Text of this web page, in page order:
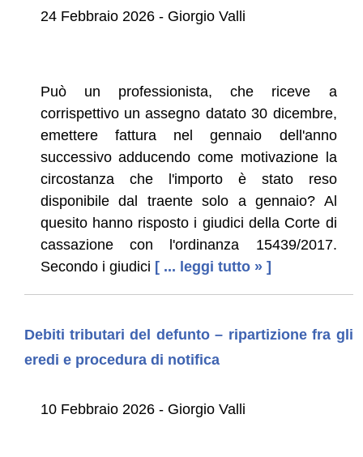
24 Febbraio 2026 - Giorgio Valli
Può un professionista, che riceve a
corrispettivo un assegno datato 30 dicembre,
emettere fattura nel gennaio dell'anno
successivo adducendo come motivazione la
circostanza che l'importo è stato reso
disponibile dal traente solo a gennaio? Al
quesito hanno risposto i giudici della Corte di
cassazione con l'ordinanza 15439/2017.
Secondo i giudici [ ... leggi tutto » ]
Debiti tributari del defunto – ripartizione fra gli
eredi e procedura di notifica
10 Febbraio 2026 - Giorgio Valli